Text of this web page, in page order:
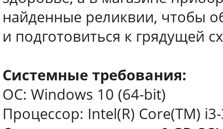
найденные реликвии, чтобы
и подготовиться к грядущей
Системные требования:
ОС: Windows 10 (64-bit)
Процессор: Intel(R) Core(TM)